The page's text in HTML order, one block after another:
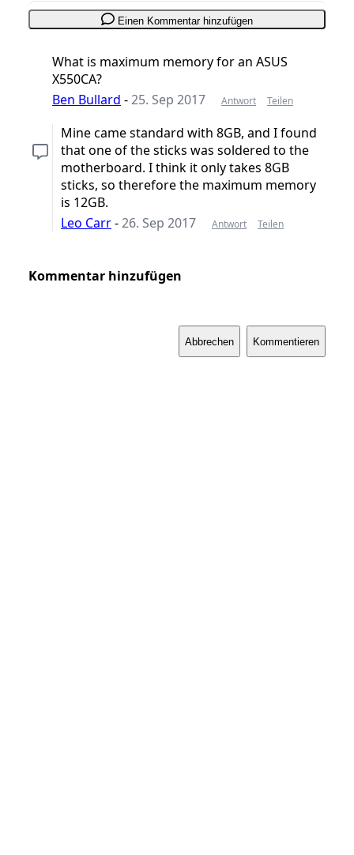
Einen Kommentar hinzufügen
What is maximum memory for an ASUS
X550CA?
Ben Bullard -25. Sep 2017 Antwort Teilen
Mine came standard with 8GB, and I found
that one of the sticks was soldered to the
motherboard. I think it only takes 8GB
sticks, so therefore the maximum memory
is 12GB.
Leo Carr-26. Sep 2017 Antwort Teilen
Kommentar hinzufügen
Abbrechen Kommentieren